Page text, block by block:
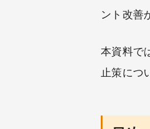
ント改善
本資料で
止策につ